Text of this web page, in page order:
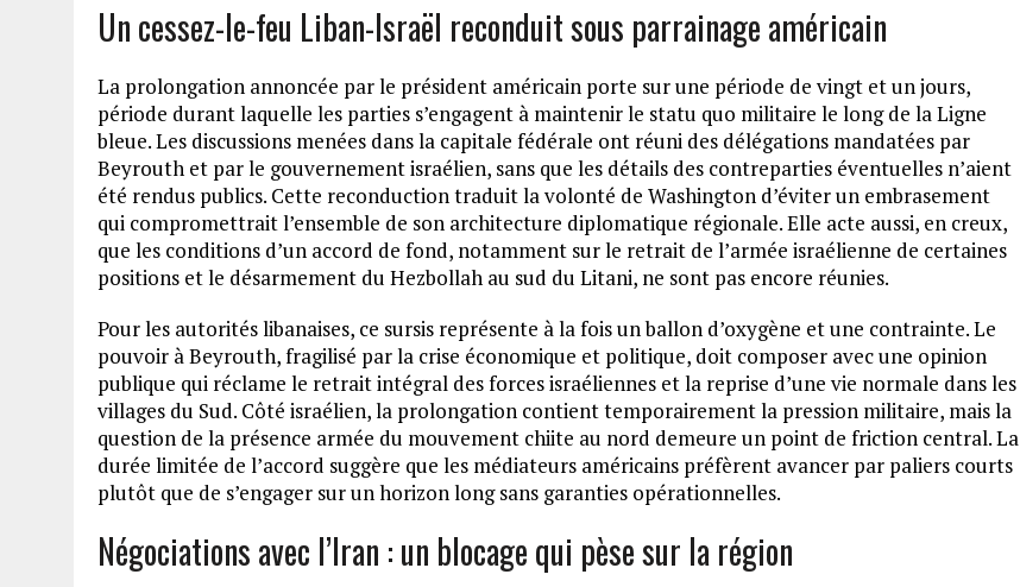
Un cessez-le-feu Liban-Israël reconduit sous parrainage américain
La prolongation annoncée par le président américain porte sur une période de vingt et un jours,
période durant laquelle les parties s’engagent à maintenir le statu quo militaire le long de la Ligne
bleue. Les discussions menées dans la capitale fédérale ont réuni des délégations mandatées par
Beyrouth et par le gouvernement israélien, sans que les détails des contreparties éventuelles n’aient
été rendus publics. Cette reconduction traduit la volonté de Washington d’éviter un embrasement
qui compromettrait l’ensemble de son architecture diplomatique régionale. Elle acte aussi, en creux,
que les conditions d’un accord de fond, notamment sur le retrait de l’armée israélienne de certaines
positions et le désarmement du Hezbollah au sud du Litani, ne sont pas encore réunies.
Pour les autorités libanaises, ce sursis représente à la fois un ballon d’oxygène et une contrainte. Le
pouvoir à Beyrouth, fragilisé par la crise économique et politique, doit composer avec une opinion
publique qui réclame le retrait intégral des forces israéliennes et la reprise d’une vie normale dans les
villages du Sud. Côté israélien, la prolongation contient temporairement la pression militaire, mais la
question de la présence armée du mouvement chiite au nord demeure un point de friction central. La
durée limitée de l’accord suggère que les médiateurs américains préfèrent avancer par paliers courts
plutôt que de s’engager sur un horizon long sans garanties opérationnelles.
Négociations avec l’Iran : un blocage qui pèse sur la région